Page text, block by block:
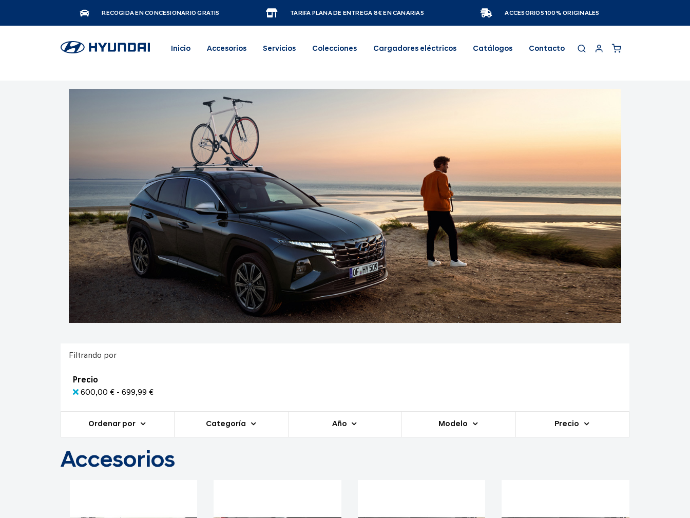
RECOGIDA EN CONCESIONARIO GRATIS TARIFA PLANA DE ENTREGA 8€ EN CANARIAS ACCESORIOS 100% ORIGINALES
Inicio Accesorios Servicios Colecciones Cargadores eléctricos Catálogos Contacto
Filtrando por
Precio
600,00 € - 699,99 €
Ordenar por Categoría Año Modelo Precio
Accesorios